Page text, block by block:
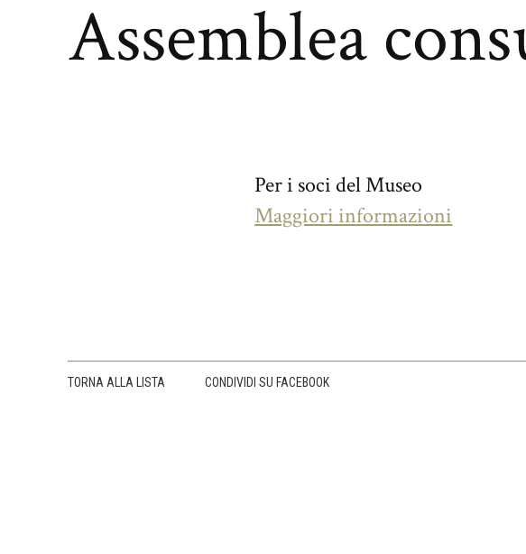
Assemblea
Per i soci del Museo
Maggiori informazioni
TORNA ALLA LISTA CONDIVIDI SU FACEBOOK